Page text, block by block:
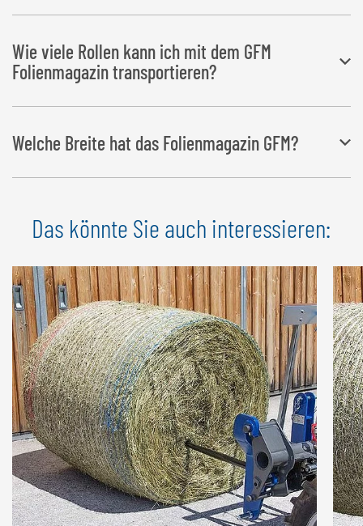
Das Gesamtgewicht des GFM liegt bei 250 kg.
Wie viele Rollen kann ich mit dem GFM
Folienmagazin transportieren?
Das GFM Folienmagazin wurde speziell zum Transportieren
Rollen Folieoder von 14 Rollen Folie und zwei RollenNetz bzw.
Mantelfolieentwickelt.
Welche Breite hat das Folienmagazin GFM?
Das könnte Sie auch interessieren: